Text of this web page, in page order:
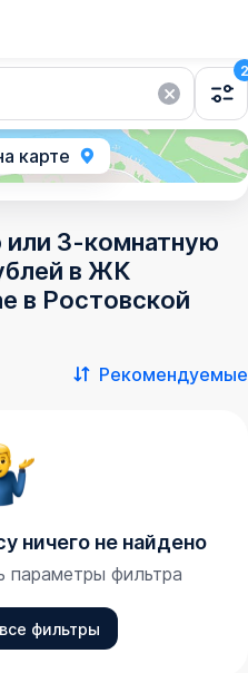
2
карте
или 3-комнатную
в ЖК
в Ростовской
Рекомендуемые
ничего не найдено
параметры фильтра
фильтры